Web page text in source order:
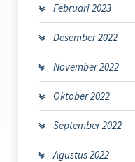
Februari 2023
Desember 2022
November 2022
Oktober 2022
September 2022
Agustus 2022